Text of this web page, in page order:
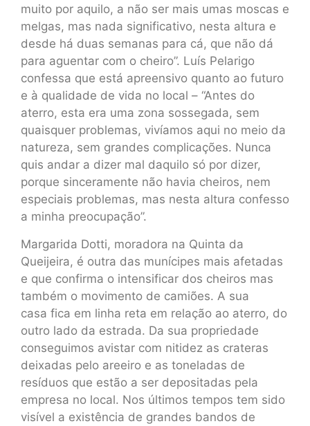
muito por aquilo, a não ser mais umas moscas e
melgas, mas nada significativo, nesta altura e
desde há duas semanas para cá, que não dá
para aguentar com o cheiro”. Luís Pelarigo
confessa que está apreensivo quanto ao futuro
e à qualidade de vida no local – “Antes do
aterro, esta era uma zona sossegada, sem
quaisquer problemas, vivíamos aqui no meio da
natureza, sem grandes complicações. Nunca
quis andar a dizer mal daquilo só por dizer,
porque sinceramente não havia cheiros, nem
especiais problemas, mas nesta altura confesso
a minha preocupação”.
Margarida Dotti, moradora na Quinta da
Queijeira, é outra das munícipes mais afetadas
e que confirma o intensificar dos cheiros mas
também o movimento de camiões. A sua
casa fica em linha reta em relação ao aterro, do
outro lado da estrada. Da sua propriedade
conseguimos avistar com nitidez as crateras
deixadas pelo areeiro e as toneladas de
resíduos que estão a ser depositadas pela
empresa no local. Nos últimos tempos tem sido
visível a existência de grandes bandos de